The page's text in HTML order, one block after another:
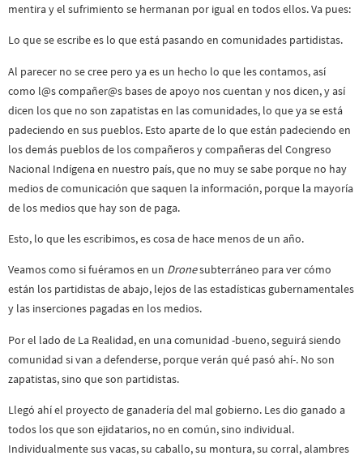
mentira y el sufrimiento se hermanan por igual en todos ellos. Va pues:
Lo que se escribe es lo que está pasando en comunidades partidistas.
Al parecer no se cree pero ya es un hecho lo que les contamos, así
como l@s compañer@s bases de apoyo nos cuentan y nos dicen, y así
dicen los que no son zapatistas en las comunidades, lo que ya se está
padeciendo en sus pueblos. Esto aparte de lo que están padeciendo en
los demás pueblos de los compañeros y compañeras del Congreso
Nacional Indígena en nuestro país, que no muy se sabe porque no hay
medios de comunicación que saquen la información, porque la mayoría
de los medios que hay son de paga.
Esto, lo que les escribimos, es cosa de hace menos de un año.
Veamos como si fuéramos en un Dronesubterráneo para ver cómo
están los partidistas de abajo, lejos de las estadísticas gubernamentales
y las inserciones pagadas en los medios.
Por el lado de La Realidad, en una comunidad -bueno, seguirá siendo
comunidad si van a defenderse, porque verán qué pasó ahí-. No son
zapatistas, sino que son partidistas.
Llegó ahí el proyecto de ganadería del mal gobierno. Les dio ganado a
todos los que son ejidatarios, no en común, sino individual.
Individualmente sus vacas, su caballo, su montura, su corral, alambres